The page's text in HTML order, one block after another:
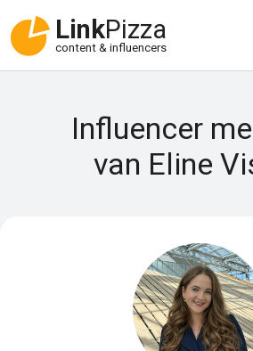
LinkPizza
content & influencers
Influencer
van Eline